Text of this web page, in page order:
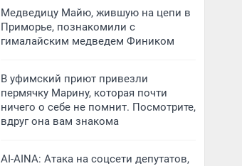
Медведицу Майю, жившую на цепи в
Приморье, познакомили с
гималайским медведем Фиником
В уфимский приют привезли
пермячку Марину, которая почти
ничего о себе не помнит. Посмотрите,
вдруг она вам знакома
AI-AINA: Атака на соцсети депутатов,